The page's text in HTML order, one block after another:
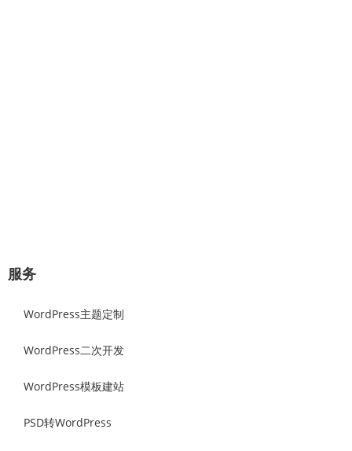
服务
WordPress主题定制
WordPress二次开发
WordPress模板建站
PSD转WordPress